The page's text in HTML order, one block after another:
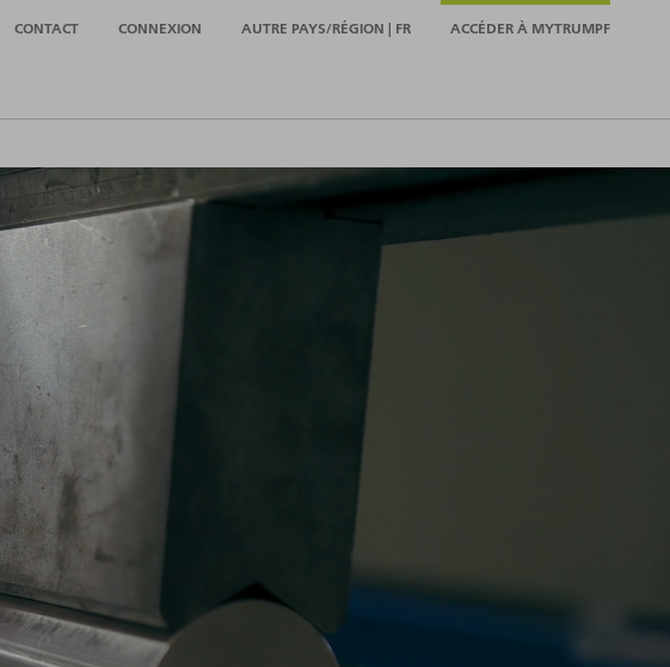
CONTACT CONNEXION AUTRE PAYS/RÉGION | FR ACCÉDER À MYTRUMPF